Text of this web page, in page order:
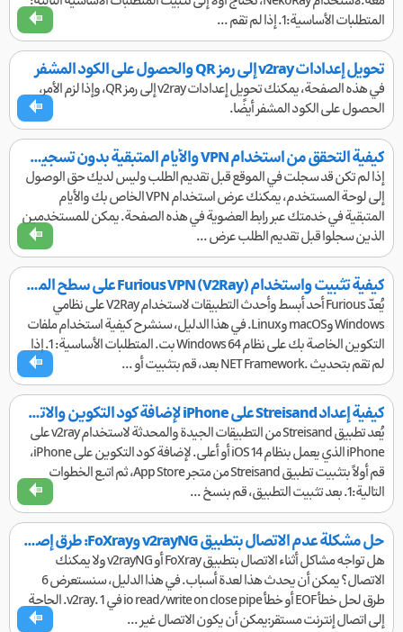
المتطلبات الأساسية:1. إذا لم تقم ...
تحويل إعدادات v2ray إلى رمز QR والحصول على الكود المشفر
في هذه الصفحة، يمكنك تحويل إعدادات v2ray إلى رمز QR، وإذا لزم الأمر،
الحصول على الكود المشفر أيضًا.
كيفية التحقق من استخدام VPN والأيام المتبقية بدون تسجيل مسبق
إذا لم تكن قد سجلت في الموقع قبل تقديم الطلب وليس لديك حق الوصول
إلى لوحة المستخدم، يمكنك عرض استخدام VPN الخاص بك والأيام
المتبقية في خدمتك عبر رابط العضوية في هذه الصفحة. يمكن للمستخدمين
الذين سجلوا قبل تقديم الطلب عرض ...
كيفية تثبيت واستخدام Furious VPN (V2Ray) على سطح المكتب
يُعدّ Furious أحد أبسط وأحدث التطبيقات لاستخدام V2Ray على نظامي
Windows وmacOS وLinux. في هذا الدليل، سنشرح كيفية استخدام ملفات
التكوين الخاصة بك على نظام Windows 64 بت. المتطلبات الأساسية: 1. إذا
لم تقم بتحديث .NET Framework بعد، قم بتثبيت أو ...
كيفية إعداد Streisand على iPhone لإضافة كود التكوين والاتصال بالإنترنت المجاني
يُعد تطبيق Streisand من التطبيقات الجيدة والمحدثة لاستخدام v2ray على
iPhone الذي يعمل بنظام iOS 14 أو أعلى. لإضافة كود التكوين على iPhone،
قم أولاً بتثبيت تطبيق Streisand من متجر App Store، ثم اتبع الخطوات
التالية:1. بعد تثبيت التطبيق، قم بنسخ ...
حل مشكلة عدم الاتصال بتطبيق v2rayNG وFoXray: طرق إصلاح خطأ EOF
هل تواجه مشاكل أثناء الاتصال بتطبيق FoXray أو v2rayNG ولا يمكنك
الاتصال؟ يمكن أن يحدث هذا لعدة أسباب. في هذا الدليل، سنستعرض 6
طرق لحل خطأ EOF أو خطأ io read/write on close pipe في v2ray. 1. الحاجة
إلى اتصال إنترنت مستقر:يمكن أن يكون الاتصال غير ...